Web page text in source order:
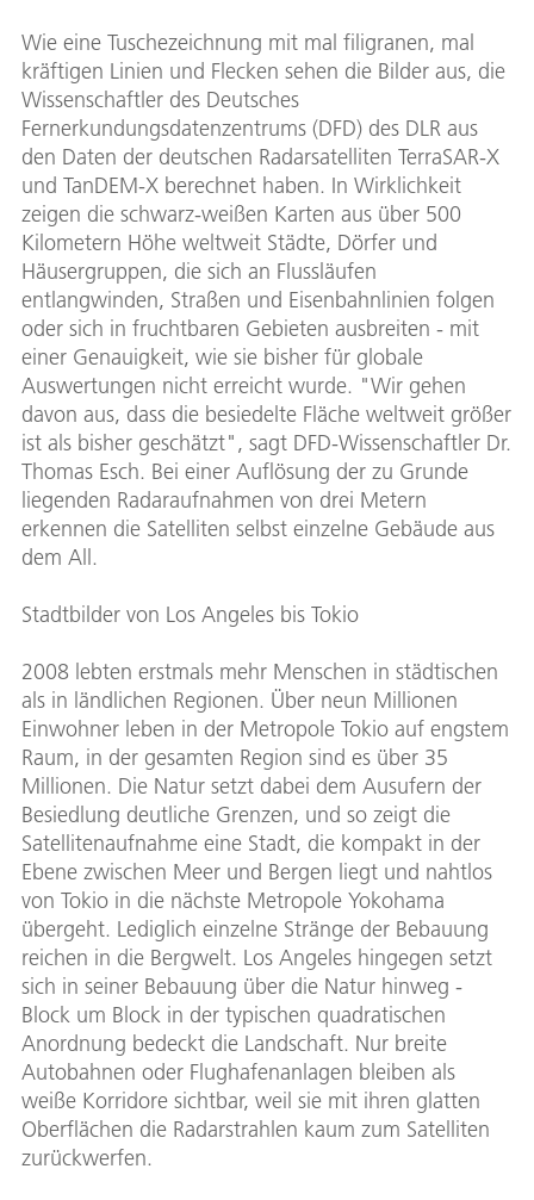
Wie eine Tuschezeichnung mit mal filigranen, mal
kräftigen Linien und Flecken sehen die Bilder aus, die
Wissenschaftler des Deutsches
Fernerkundungsdatenzentrums (DFD) des DLR aus
den Daten der deutschen Radarsatelliten TerraSAR-X
und TanDEM-X berechnet haben. In Wirklichkeit
zeigen die schwarz-weißen Karten aus über 500
Kilometern Höhe weltweit Städte, Dörfer und
Häusergruppen, die sich an Flussläufen
entlangwinden, Straßen und Eisenbahnlinien folgen
oder sich in fruchtbaren Gebieten ausbreiten - mit
einer Genauigkeit, wie sie bisher für globale
Auswertungen nicht erreicht wurde. "Wir gehen
davon aus, dass die besiedelte Fläche weltweit größer
ist als bisher geschätzt", sagt DFD-Wissenschaftler Dr.
Thomas Esch. Bei einer Auflösung der zu Grunde
liegenden Radaraufnahmen von drei Metern
erkennen die Satelliten selbst einzelne Gebäude aus
dem All.
Stadtbilder von Los Angeles bis Tokio
2008 lebten erstmals mehr Menschen in städtischen
als in ländlichen Regionen. Über neun Millionen
Einwohner leben in der Metropole Tokio auf engstem
Raum, in der gesamten Region sind es über 35
Millionen. Die Natur setzt dabei dem Ausufern der
Besiedlung deutliche Grenzen, und so zeigt die
Satellitenaufnahme eine Stadt, die kompakt in der
Ebene zwischen Meer und Bergen liegt und nahtlos
von Tokio in die nächste Metropole Yokohama
übergeht. Lediglich einzelne Stränge der Bebauung
reichen in die Bergwelt. Los Angeles hingegen setzt
sich in seiner Bebauung über die Natur hinweg -
Block um Block in der typischen quadratischen
Anordnung bedeckt die Landschaft. Nur breite
Autobahnen oder Flughafenanlagen bleiben als
weiße Korridore sichtbar, weil sie mit ihren glatten
Oberflächen die Radarstrahlen kaum zum Satelliten
zurückwerfen.